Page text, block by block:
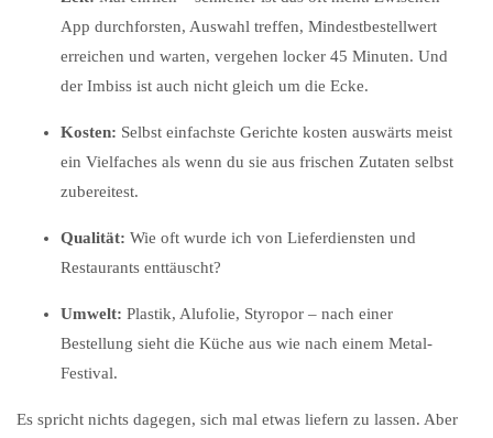
App durchforsten, Auswahl treffen, Mindestbestellwert
erreichen und warten, vergehen locker 45 Minuten. Und
der Imbiss ist auch nicht gleich um die Ecke.
Kosten: Selbst einfachste Gerichte kosten auswärts meist
ein Vielfaches als wenn du sie aus frischen Zutaten selbst
zubereitest.
Qualität: Wie oft wurde ich von Lieferdiensten und
Restaurants enttäuscht?
Umwelt: Plastik, Alufolie, Styropor – nach einer
Bestellung sieht die Küche aus wie nach einem Metal-
Festival.
Es spricht nichts dagegen, sich mal etwas liefern zu lassen. Aber